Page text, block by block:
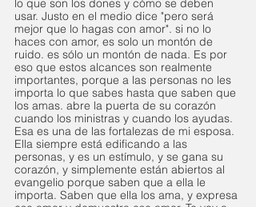
lo que son los dones y cómo se deben
usar. Justo en el medio dice "pero será
mejor que lo hagas con amor". si no lo
haces con amor, es solo un montón de
ruido. es sólo un montón de nada. Es por
eso que estos alcances son realmente
importantes, porque a las personas no les
importa lo que sabes hasta que saben que
los amas. abre la puerta de su corazón
cuando los ministras y cuando los ayudas.
Esa es una de las fortalezas de mi esposa.
Ella siempre está edificando a las
personas, y es un estímulo, y se gana su
corazón, y simplemente están abiertos al
evangelio porque saben que a ella le
importa. Saben que ella los ama, y ​​expresa